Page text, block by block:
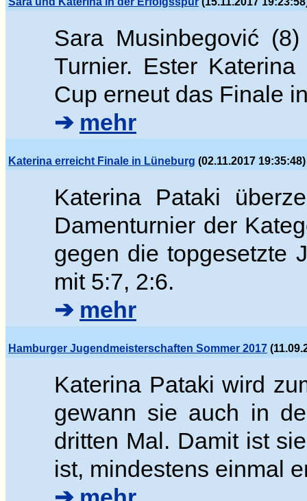
Sara Musinbegović (8)
Turnier. Ester
Cup erneut das Finale
➔ mehr
Katerina erreicht Finale in Lüneburg (02.11.2017 19:35:48)
Katerina Pataki
Damenturnier der
gegen die topgesetzte
mit 5:7, 2:6.
➔ mehr
Hamburger Jugendmeisterschaften Sommer 2017
Katerina Pataki wird
gewann sie auch in
dritten Mal. Damit ist
ist, mindestens einmal